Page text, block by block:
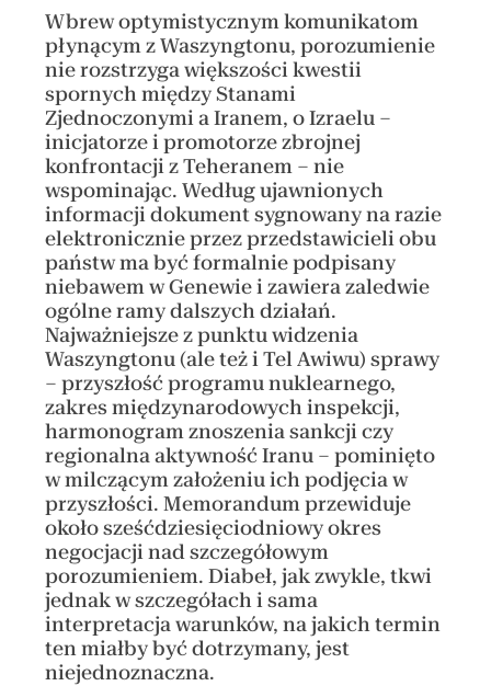
Wbrew optymistycznym komunikatom
płynącym z Waszyngtonu, porozumienie
nie rozstrzyga większości kwestii
spornych między Stanami
Zjednoczonymi a Iranem, o Izraelu –
inicjatorze i promotorze zbrojnej
konfrontacji z Teheranem – nie
wspominając. Według ujawnionych
informacji dokument sygnowany na razie
elektronicznie przez przedstawicieli obu
państw ma być formalnie podpisany
niebawem w Genewie i zawiera zaledwie
ogólne ramy dalszych działań.
Najważniejsze z punktu widzenia
Waszyngtonu (ale też i Tel Awiwu) sprawy
– przyszłość programu nuklearnego,
zakres międzynarodowych inspekcji,
harmonogram znoszenia sankcji czy
regionalna aktywność Iranu – pominięto
w milczącym założeniu ich podjęcia w
przyszłości. Memorandum przewiduje
około sześćdziesięciodniowy okres
negocjacji nad szczegółowym
porozumieniem. Diabeł, jak zwykle, tkwi
jednak w szczegółach i sama
interpretacja warunków, na jakich termin
ten miałby być dotrzymany, jest
niejednoznaczna.